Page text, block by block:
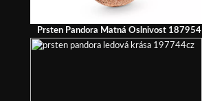
Prsten Pandora Matná Oslnivost 187954